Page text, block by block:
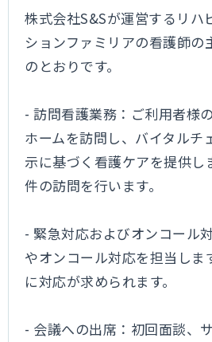
株式会社S&Sが運営するリハ
ションファミリアの看護師の
のとおりです。
- 訪問看護業務：ご利用者様
ホームを訪問し、バイタルチ
示に基づく看護ケアを提供し
件の訪問を行います。
- 緊急対応およびオンコール
やオンコール対応を担当しま
に対応が求められます。
- 会議への出席：初回面談、